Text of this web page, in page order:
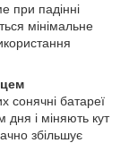
при падінні
мінімальне
сонячні батареї
і міняють кут
збільшує